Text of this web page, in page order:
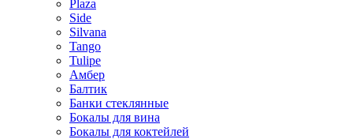
Plaza
Side
Silvana
Tango
Tulipe
Амбер
Балтик
Банки стеклянные
Бокалы для вина
Бокалы для коктейлей